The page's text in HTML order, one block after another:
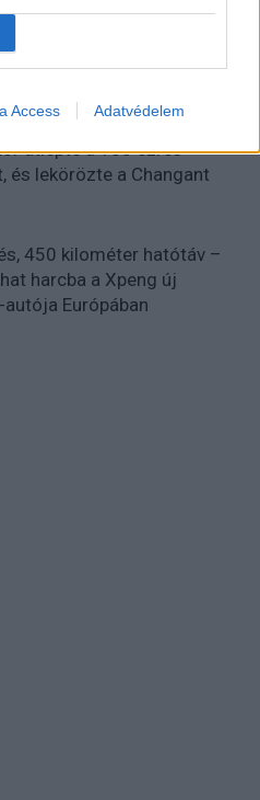
Access Adatvédelem
határt szabott: legfeljebb
az elektromos autók
átlépte a 100 ezres
és lekörözte a Changant
450 kilométer hatótáv –
harcba a Xpeng új
Európában